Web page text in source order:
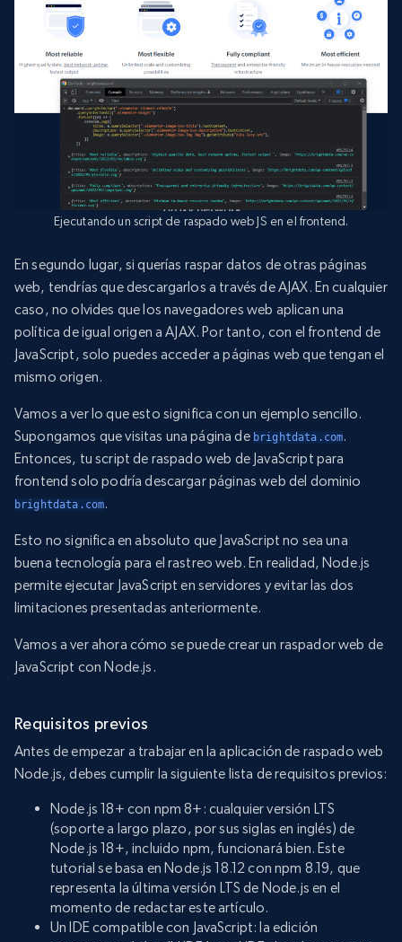
Ejecutando un script de raspado web JS en el frontend.
En segundo lugar, si querías raspar datos de otras páginas
web, tendrías que descargarlos a través de AJAX. En cualquier
caso, no olvides que los navegadores web aplican una
política de igual origen a AJAX. Por tanto, con el frontend de
JavaScript, solo puedes acceder a páginas web que tengan el
mismo origen.
Vamos a ver lo que esto significa con un ejemplo sencillo.
Supongamos que visitas una página de brightdata.com.
Entonces, tu script de raspado web de JavaScript para
frontend solo podría descargar páginas web del dominio
brightdata.com.
Esto no significa en absoluto que JavaScript no sea una
buena tecnología para el rastreo web. En realidad, Node.js
permite ejecutar JavaScript en servidores y evitar las dos
limitaciones presentadas anteriormente.
Vamos a ver ahora cómo se puede crear un raspador web de
JavaScript con Node.js.
Requisitos previos
Antes de empezar a trabajar en la aplicación de raspado web
Node.js, debes cumplir la siguiente lista de requisitos previos:
Node.js 18+ con npm 8+: cualquier versión LTS
(soporte a largo plazo, por sus siglas en inglés) de
Node.js 18+, incluido npm, funcionará bien. Este
tutorial se basa en Node.js 18.12 con npm 8.19, que
representa la última versión LTS de Node.js en el
momento de redactar este artículo.
Un IDE compatible con JavaScript: la edición